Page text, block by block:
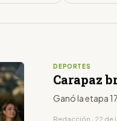
DEPORTES
Carapaz
Ganó la etapa
Redacción · 22 de